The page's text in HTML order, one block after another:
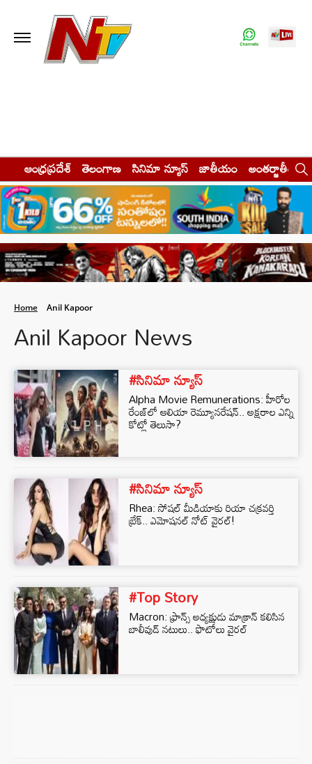
ఆంధ్రప్రదేశ్ తెలంగాణ సినిమా న్యూస్ జాతీయం అంతర్జాతీయం
Home Anil Kapoor
Anil Kapoor News
#సినిమా న్యూస్
Alpha Movie Remunerations: హీరోల
రేంజ్‌లో ఆలియా రెమ్యూనరేషన్.. అక్షరాల ఎన్ని
కోట్లో తెలుసా?
#సినిమా న్యూస్
Rhea: సోషల్ మీడియాకు రియా చక్రవర్తి
బ్రేక్.. ఎమోషనల్ నోట్ వైరల్!
#Top Story
Macron: ఫ్రాన్స్ అధ్యక్షుడు మాక్రాన్ కలిసిన
బాలీవుడ్ నటులు.. ఫొటోలు వైరల్